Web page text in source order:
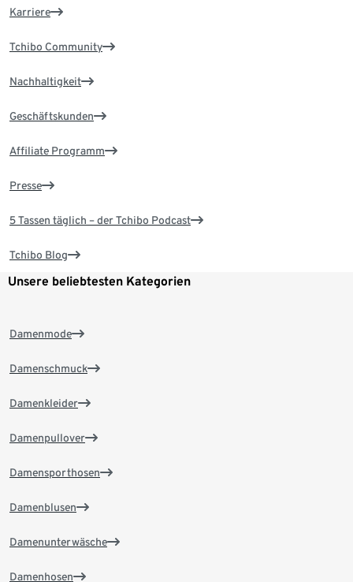
Karriere
Tchibo Community
Nachhaltigkeit
Geschäftskunden
Affiliate Programm
Presse
5 Tassen täglich – der Tchibo Podcast
Tchibo Blog
Unsere beliebtesten Kategorien
Damenmode
Damenschmuck
Damenkleider
Damenpullover
Damensporthosen
Damenblusen
Damenunterwäsche
Damenhosen